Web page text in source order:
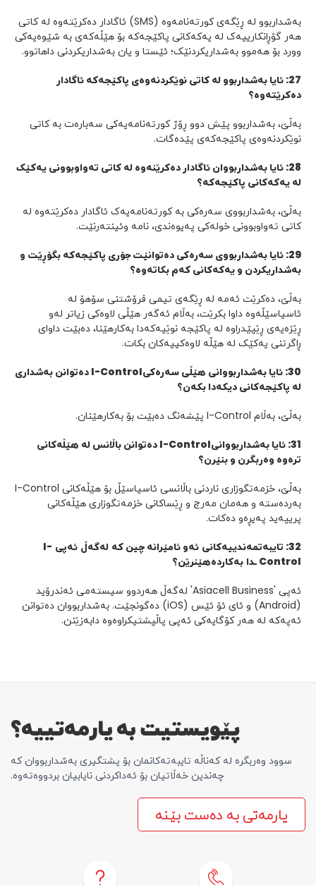
بەشداربوو لە ڕێگەی کورتەنامەوە (SMS) ئاگادار دەکرێتەوە لە کاتی
هەر گۆڕانکارییەک لە یەکەکانی پاکێجەکە بۆ هێڵەکەی بە شێوەیەکی
وورد بۆ هەموو بەشداریکردنێک؛ ئێستا و یان بەشداریکردنی داهاتوو.
27
: ئایا بەشداربوو لە کاتی نوێکردنەوەی پاکێجەکە ئاگادار
دەکرێتەوە؟
بەڵێ، بەشداربوو پێش دوو ڕۆژ کورتەنامەیەکی سەبارەت بە کاتی
نوێکردنەوەی پاکێجەکەی پێدەگات.
28: ئایا بەشداربووان ئاگادار دەکرێنەوە لە کاتی تەواوبوونی یەکێک
لە یەکەکانی پاکێجەکە؟
بەڵێ، بەشداربووی سەرەکی بە کورتەنامەیەک ئاگادار دەکرێتەوە لە
کاتی تەواوبوونی خولەکی پەیوەندی، نامە وئینتەرنێت.
29
: ئایا بەشداربووی سەرەکی دەتوانێتجۆری پاکێجەکە بگۆڕێت و
بەشداریکردن و یەکەکانی کەم بکاتەوە؟
بەڵێ، دەکرێت ئەمە لە ڕێگەی تیمی فرۆشتنی سۆهۆ لە
ئاسیاسێڵەوە داوا بکرێت، بەڵام ئەگەر هێڵی لاوەکی زیاتر لەو
ڕێژەیەی ڕێپێدراوە لە پاکێجە نوێیەکەدا بەکارهێنا، دەبێت داوای
ڕاگرتنی یەکێک لە هێڵە لاوەکییەکان بکات.
30: ئایا بەشداربووانی هێڵی سەرەکیI-Control دەتوانن بەشداری
لە پاکێجەکانی دیکەدا بکەن؟
بەڵێ، بەڵام I-Control پێشەنگ دەبێت بۆ بەکارهێنان.
31
: ئایا بەشداربووانیI-Control دەتوانن باڵانس لە هێڵەکانی
ترەوە وەربگرن و بنێرن؟
بەڵێ، خزمەتگوزاری ناردنی باڵانسی ئاسیاسێڵ بۆ هێڵەکانی I-Control
بەردەستە و هەمان مەرج و ڕێساکانی خزمەتگوزاری هێڵەکانی
پریپەید پەیڕەو دەکات.
32: تایبەتمەندییەکانی ئەو ئامێرانە چین کە لەگەڵ ئەپی I-
Control ـدا بەکاردەهێنرێن؟
ئەپی 'Asiacell Business' لەگەڵ هەردوو سیستەمی ئەندرۆید
(Android) و ئای ئۆ ئێس (iOS) دەگونجێت. بەشداربووان دەتوانن
ئەپەکە لە هەر کۆگایەکی ئەپی پاڵپشتیکراوەوە دابەزێنن.
پێویستیت بە یارمەتییە؟
سوود وەربگرە لە کەناڵە تایبەتەکانمان بۆ پشتگیری بەشداربووان کە
چەندین خەڵاتیان بۆ ئەداکردنی نایابیان بردووەتەوە.
یارمەتی بە دەست بێنە